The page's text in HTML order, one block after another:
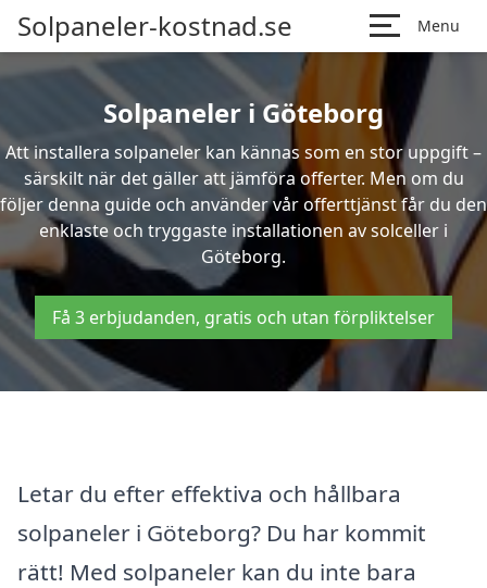
Solpaneler-kostnad.se Menu
Solpaneler i Göteborg
Att installera solpaneler kan kännas som en stor uppgift –
särskilt när det gäller att jämföra offerter. Men om du
följer denna guide och använder vår offerttjänst får du den
enklaste och tryggaste installationen av solceller i
Göteborg.
Få 3 erbjudanden, gratis och utan förpliktelser
Letar du efter effektiva och hållbara
solpaneler i Göteborg? Du har kommit
rätt! Med solpaneler kan du inte bara